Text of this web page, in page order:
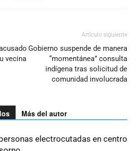
vecina
Artículo siguiente
Gobierno suspende de manera
“momentánea” consulta
indígena tras solicitud de
comunidad involucrada
Más del autor
electrocutadas en centro